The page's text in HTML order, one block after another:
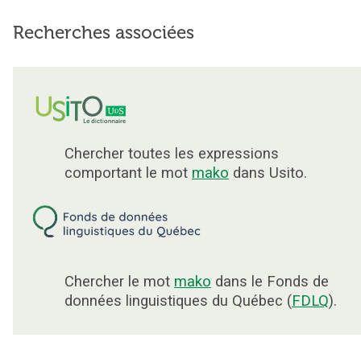
Recherches associées
Chercher toutes les expressions
comportant le mot mako dans Usito.
Chercher le mot mako dans le Fonds de
données linguistiques du Québec (FDLQ).